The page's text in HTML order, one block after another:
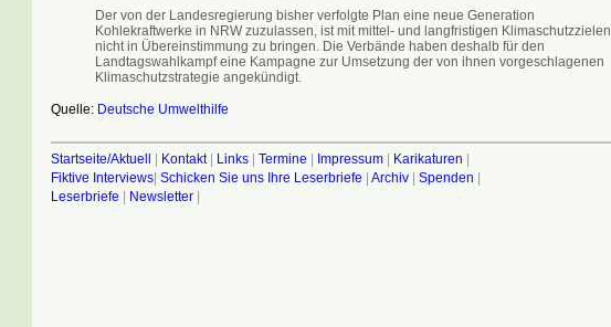
Der von der Landesregierung bisher verfolgte Plan eine neue Generation
Kohlekraftwerke in NRW zuzulassen, ist mit mittel- und langfristigen Klimaschutzzielen
nicht in Übereinstimmung zu bringen. Die Verbände haben deshalb für den
Landtagswahlkampf eine Kampagne zur Umsetzung der von ihnen vorgeschlagenen
Klimaschutzstrategie angekündigt.
Quelle: Deutsche Umwelthilfe
Startseite/Aktuell | Kontakt| Links| Termine | Impressum| Karikaturen |
Fiktive Interviews| Schicken Sie uns Ihre Leserbriefe | Archiv| Spenden |
Leserbriefe | Newsletter|